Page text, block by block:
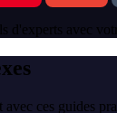
d'experts avec
ces guides